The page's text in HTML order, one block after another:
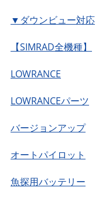
▼ダウンビュー対応
【SIMRAD全機種】
LOWRANCE
LOWRANCEパーツ
バージョンアップ
オートパイロット
魚探用バッテリー